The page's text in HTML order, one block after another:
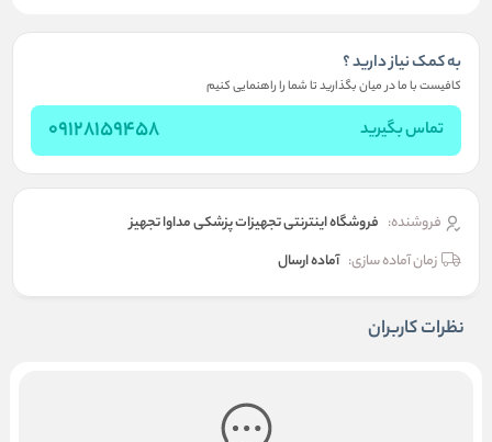
به کمک نیاز دارید ؟
کافیست با ما در میان بگذارید تا شما را راهنمایی کنیم
تماس بگیرید 09128159458
فروشنده: فروشگاه اینترنتی تجهیزات پزشکی مداوا تجهیز
زمان آماده سازی: آماده ارسال
نظرات کاربران